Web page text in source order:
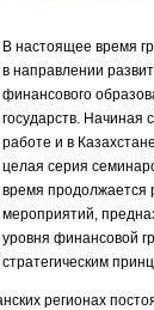
В настоящее время
в направлении
финансового
государств. Начиная
работе и в
целая серия
время продолжается
мероприятий,
уровня финансовой
стратегическим
регионах